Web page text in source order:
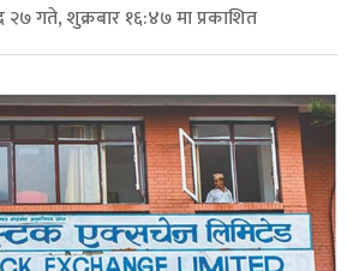
२७ गते, शुक्रबार १६:४७ मा प्रकाशित